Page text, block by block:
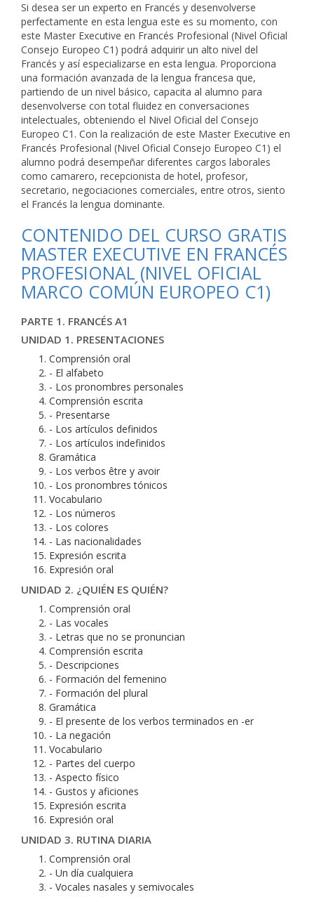
Si desea ser un experto en Francés y desenvolverse
perfectamente en esta lengua este es su momento, con
este Master Executive en Francés Profesional (Nivel Oficial
Consejo Europeo C1) podrá adquirir un alto nivel del
Francés y así especializarse en esta lengua. Proporciona
una formación avanzada de la lengua francesa que,
partiendo de un nivel básico, capacita al alumno para
desenvolverse con total fluidez en conversaciones
intelectuales, obteniendo el Nivel Oficial del Consejo
Europeo C1. Con la realización de este Master Executive en
Francés Profesional (Nivel Oficial Consejo Europeo C1) el
alumno podrá desempeñar diferentes cargos laborales
como camarero, recepcionista de hotel, profesor,
secretario, negociaciones comerciales, entre otros, siento
el Francés la lengua dominante.
CONTENIDO DEL CURSO GRATIS
MASTER EXECUTIVE EN FRANCÉS
PROFESIONAL (NIVEL OFICIAL
MARCO COMÚN EUROPEO C1)
PARTE 1. FRANCÉS A1
UNIDAD 1. PRESENTACIONES
Comprensión oral
- El alfabeto
- Los pronombres personales
Comprensión escrita
- Presentarse
- Los artículos definidos
- Los artículos indefinidos
Gramática
- Los verbos être y avoir
- Los pronombres tónicos
Vocabulario
- Los números
- Los colores
- Las nacionalidades
Expresión escrita
Expresión oral
UNIDAD 2. ¿QUIÉN ES QUIÉN?
Comprensión oral
- Las vocales
- Letras que no se pronuncian
Comprensión escrita
- Descripciones
- Formación del femenino
- Formación del plural
Gramática
- El presente de los verbos terminados en -er
- La negación
Vocabulario
- Partes del cuerpo
- Aspecto físico
- Gustos y aficiones
Expresión escrita
Expresión oral
UNIDAD 3. RUTINA DIARIA
Comprensión oral
- Un día cualquiera
- Vocales nasales y semivocales